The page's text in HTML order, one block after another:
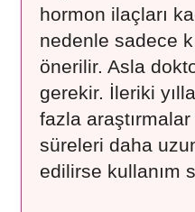
hormon ilaçları
nedenle sadece
önerilir. Asla
gerekir. İleriki
fazla araştırmalar
süreleri daha
edilirse kullanım